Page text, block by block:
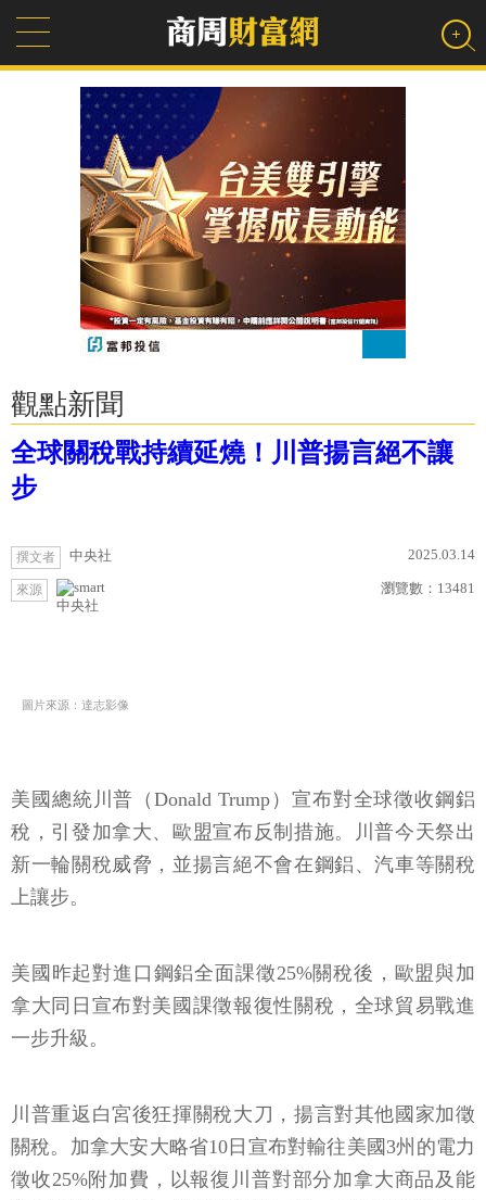
觀點新聞
全球關稅戰持續延燒！川普揚言絕不讓
步
撰文者 中央社 2025.03.14
來源
中央社
瀏覽數： 13481
圖片來源：達志影像
美國總統川普（Donald Trump）宣布對全球徵收鋼鋁
稅，引發加拿大、歐盟宣布反制措施。川普今天祭出
新一輪關稅威脅，並揚言絕不會在鋼鋁、汽車等關稅
上讓步。
美國昨起對進口鋼鋁全面課徵25%關稅後，歐盟與加
拿大同日宣布對美國課徵報復性關稅，全球貿易戰進
一步升級。
川普重返白宮後狂揮關稅大刀，揚言對其他國家加徵
關稅。加拿大安大略省10日宣布對輸往美國3州的電力
徵收25%附加費，以報復川普對部分加拿大商品及能